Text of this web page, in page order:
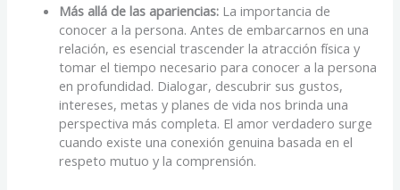
Más allá de las apariencias: La importancia de
conocer a la persona. Antes de embarcarnos en una
relación, es esencial trascender la atracción física y
tomar el tiempo necesario para conocer a la persona
en profundidad. Dialogar, descubrir sus gustos,
intereses, metas y planes de vida nos brinda una
perspectiva más completa. El amor verdadero surge
cuando existe una conexión genuina basada en el
respeto mutuo y la comprensión.